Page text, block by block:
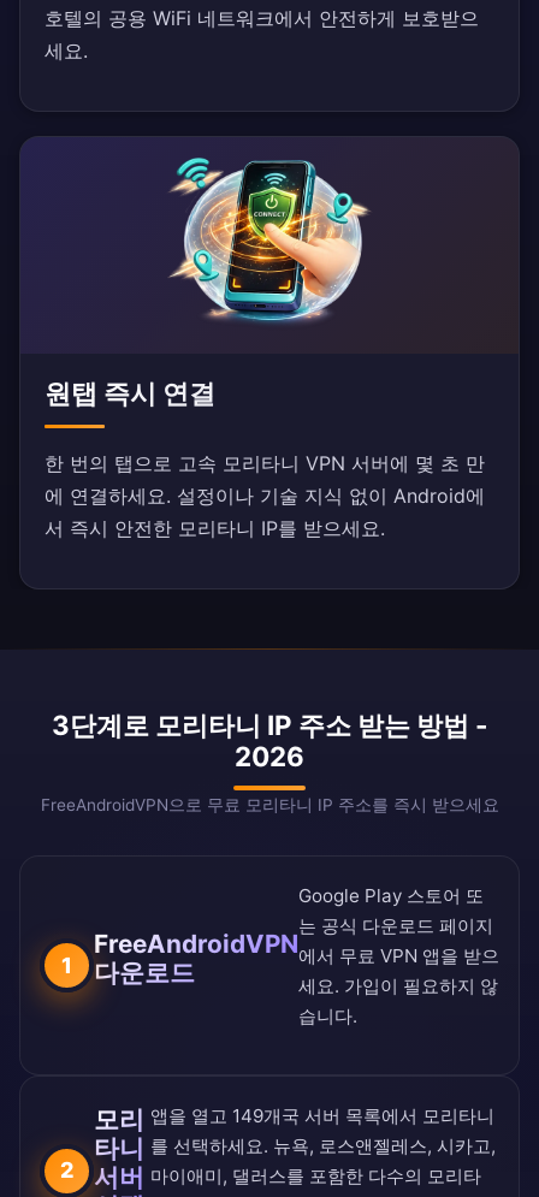
호텔의 공용 WiFi 네트워크에서 안전하게 보호받으
세요.
원탭 즉시 연결
한 번의 탭으로 고속 모리타니 VPN 서버에 몇 초 만
에 연결하세요. 설정이나 기술 지식 없이 Android에
서 즉시 안전한 모리타니 IP를 받으세요.
3단계로 모리타니 IP 주소 받는 방법 -
2026
FreeAndroidVPN으로 무료 모리타니 IP 주소를 즉시 받으세요
1
FreeAndroidVPN
다운로드
Google Play 스토어 또
는 공식 다운로드 페이지
에서 무료 VPN 앱을 받으
세요. 가입이 필요하지 않
습니다.
2
모리
타니
서버
앱을 열고 149개국 서버 목록에서 모리타니
를 선택하세요. 뉴욕, 로스앤젤레스, 시카고,
마이애미, 댈러스를 포함한 다수의 모리타